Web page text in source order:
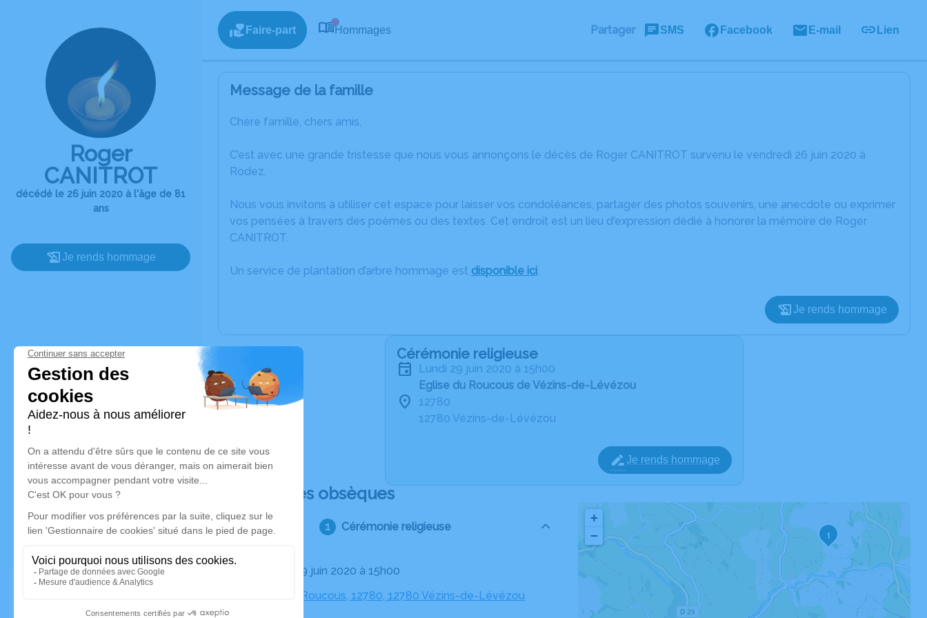
Roger
CANITROT
décédé le 26 juin 2020 à l'âge de 81
ans
Je rends hommage
Faire-part Hommages Partager SMS Facebook E-mail Lien
Message de la famille
Chère famille, chers amis,
C’est avec une grande tristesse que nous vous annonçons le décès de Roger CANITROT survenu le vendredi 26 juin 2020 à
Rodez.
Nous vous invitons à utiliser cet espace pour laisser vos condoléances, partager des photos souvenirs, une anecdote ou exprimer
vos pensées à travers des poèmes ou des textes. Cet endroit est un lieu d'expression dédié à honorer la mémoire de Roger
CANITROT.
Un service de plantation d’arbre hommage est disponible ici.
Je rends hommage
Cérémonie religieuse
lundi 29 juin 2020 à 15h00
Eglise du Roucous de Vézins-de-Lévézou
12780
12780 Vézins-de-Lévézou
Je rends hommage
Déroulé des obsèques
Cérémonie religieuse
Le lundi 29 juin 2020 à 15h00
Eglise du Roucous, 12780, 12780 Vézins-de-Lévézou
1
+
−